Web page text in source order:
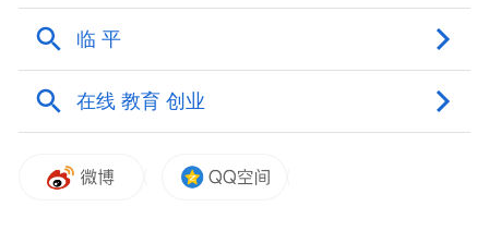
大赛为契机，深耕民生早教赛道，加大研
发、深化合作，推动科学早教走进更多家
庭，助力“幼有所育”民生建设，为婴幼儿健
“特别声明：以上作品内容(包括在内的视频、图片或音